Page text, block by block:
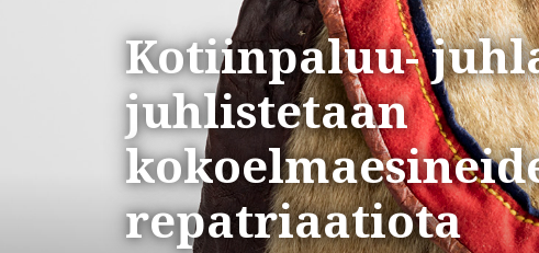
Kotiinpaluu-
juhlistetaan
repatriaatiota